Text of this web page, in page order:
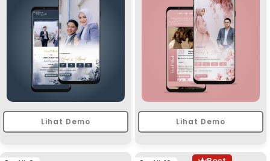
Lihat Demo Lihat Demo